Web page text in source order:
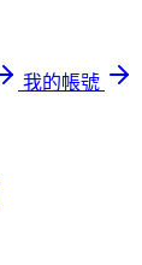
我的帳號